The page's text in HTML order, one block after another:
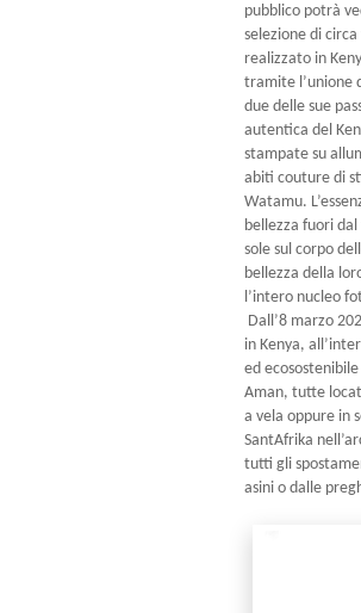
pubblico potrà
selezione di
realizzato in
tramite l’unione
due delle sue
autentica del
stampate su
abiti couture di
Watamu.
bellezza fuori
sole sul corpo
bellezza della
l’intero nucleo
Dall’8 marzo
in Kenya,
ed
Aman, tutte
a vela oppure in
SantAfrika
tutti gli
asini o dalle